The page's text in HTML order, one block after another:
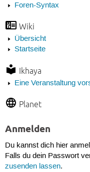
Foren-Syntax
Wiki
Übersicht
Startseite
Ikhaya
Eine Veranstaltung
Planet
Anmelden
Du kannst dich hier
Falls du dein Passwort
zusenden lassen.